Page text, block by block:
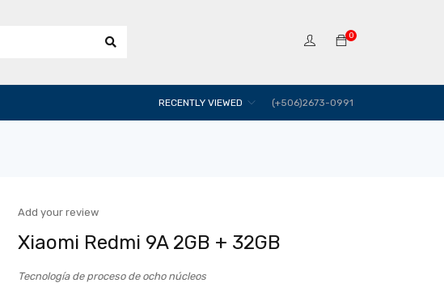
0
(+506)2673-0991
RECENTLY VIEWED
Add your review
Xiaomi Redmi 9A 2GB + 32GB
Tecnología de proceso de ocho núcleos